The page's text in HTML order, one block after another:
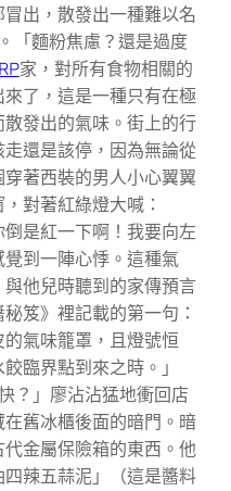
出，散發出一種難以名
「麵粉焦慮？還是過度
家，對所有食物相關的
了，這是一種只有在極
發出的氣味。街上的行
還是該停，因為無論從
著西裝的男人小心翼翼
對著紅綠燈大喊：
倒是紅一下啊！我要向左
到一陣心悸。這種氣
他兒時聽到的家傳預言
笈》裡記載的第一句：
的氣味籠罩，且燈號恒
臨界點到來之時。」
？」廖沾沾猛地衝回店
舊冰櫃後面的暗門。暗
金屬保險箱的東西。他
辣五蒜泥」（這是醬料